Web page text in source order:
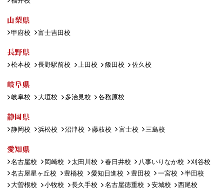
山梨県
甲府校 富士吉田校
長野県
松本校 長野駅前校 上田校 飯田校 佐久校
岐阜県
岐阜校 大垣校 多治見校 各務原校
静岡県
静岡校 浜松校 沼津校 藤枝校 富士校 三島校
愛知県
名古屋校 岡崎校 太田川校 春日井校 八事いりなか校
刈谷校
名古屋星ヶ丘校
豊橋校 愛知日進校 豊田校 一宮校
半田校
大曽根校
小牧校 長久手校 名古屋徳重校 安城校
西尾校